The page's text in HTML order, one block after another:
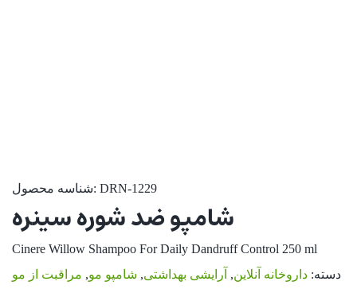
شناسه محصول: DRN-1229
شامپو ضد شوره سینره
Cinere Willow Shampoo For Daily Dandruff Control 250 ml
دسته: داروخانه آنلاین, آرایشی بهداشتی, شامپو مو, مراقبت از مو